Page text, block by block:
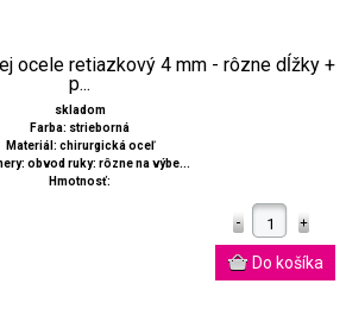
ocele retiazkový 4 mm - rôzne dĺžky +
p...
skladom
Farba: strieborná
Materiál: chirurgická oceľ
obvod ruky: rôzne na výbe...
Hmotnosť: